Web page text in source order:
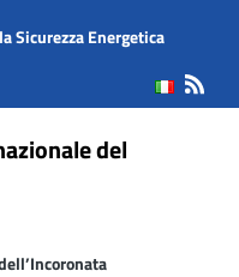
Sicurezza Energetica
del